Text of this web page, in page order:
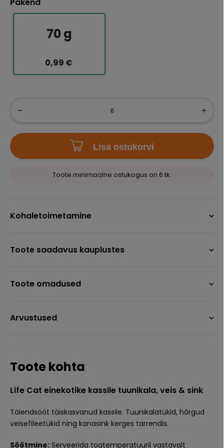
Pakend
70 g
0,99 €
Lisa ostukorvi
Toote minimaalne ostukogus on 6 tk.
Kohaletoimetamine
Toote saadavus kauplustes
Toote omadused
Arvustused
Toote kohta
Life Cat einekotike kassile tuunikala, veis & sink
Täiendsööt täiskasvanud kassile. Tuunikalatükid, hõrgud
veisefileetükid ning kanasink kerges tarrendis.
Söötmine: Serveerida toatemperatuuril vastavalt